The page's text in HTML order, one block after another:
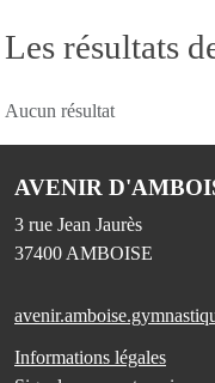
Les résultats
Aucun résultat
AVENIR
3 rue Jean Jaurès
37400 AMBOISE
Informations légales